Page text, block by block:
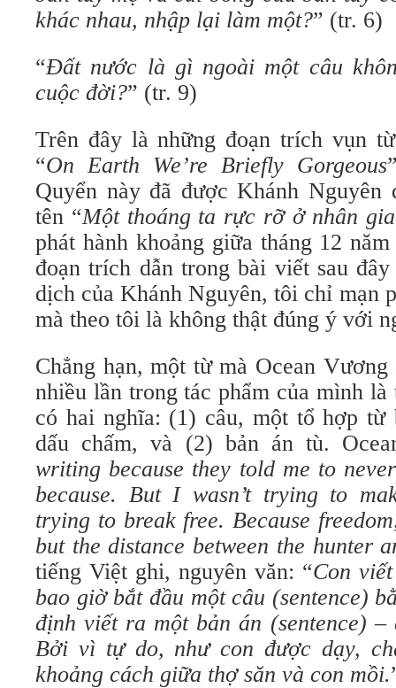
khác nhau, nhập lại làm một?” (tr. 6)
“Đất nước là gì ngoài một câu
cuộc đời?” (tr. 9)
Trên đây là những đoạn trích vụn
“On Earth We’re Briefly Gorgeous
Quyển này đã được Khánh
tên “Một thoáng ta rực rỡ ở nhân
phát hành khoảng giữa tháng 12
đoạn trích dẫn trong bài viết sau
dịch của Khánh Nguyên, tôi chỉ mạn
mà theo tôi là không thật đúng ý với
Chẳng hạn, một từ mà Ocean
nhiều lần trong tác phẩm của mình là
có hai nghĩa: (1) câu, một tổ hợp từ
dấu chấm, và (2) bản án tù.
writing because they told me to
because. But I wasn’t trying to
trying to break free. Because
but the distance between the hunter
tiếng Việt ghi, nguyên văn: “Con
bao giờ bắt đầu một câu (sentence)
định viết ra một bản án (sentence)
Bởi vì tự do, như con được dạy,
khoảng cách giữa thợ săn và con mồi.